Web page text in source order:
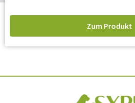
Zum Produkt